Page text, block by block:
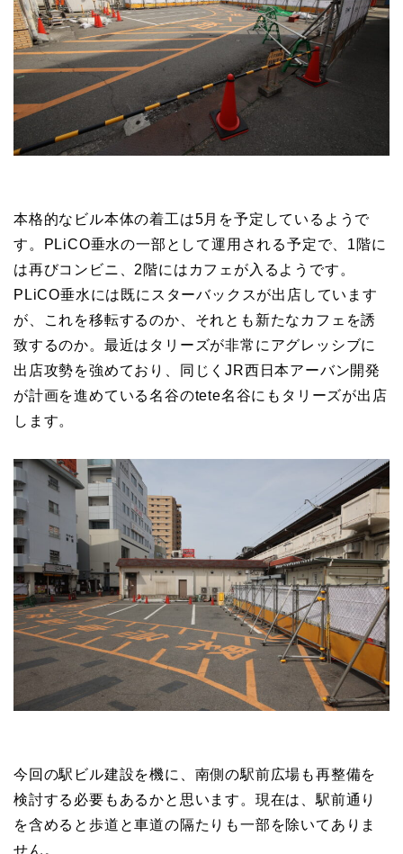
本格的なビル本体の着工は5月を予定しているようで
す。PLiCO垂水の一部として運用される予定で、1階に
は再びコンビニ、2階にはカフェが入るようです。
PLiCO垂水には既にスターバックスが出店しています
が、これを移転するのか、それとも新たなカフェを誘
致するのか。最近はタリーズが非常にアグレッシブに
出店攻勢を強めており、同じくJR西日本アーバン開発
が計画を進めている名谷のtete名谷にもタリーズが出店
します。
今回の駅ビル建設を機に、南側の駅前広場も再整備を
検討する必要もあるかと思います。現在は、駅前通り
を含めると歩道と車道の隔たりも一部を除いてありま
せん。